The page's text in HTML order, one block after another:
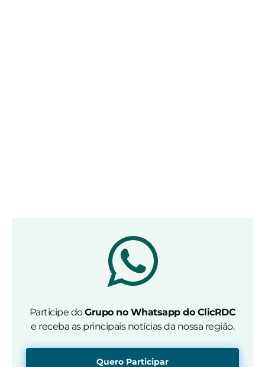
Participe doGrupo no Whatsapp do ClicRDC
e receba as principais notícias da nossa região.
Quero Participar